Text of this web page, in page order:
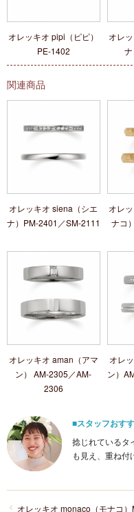
オレッキオ pipi（ピピ）
PE‐1402
オレ
関連商品
オレッキオ siena（シエ
ナ）PM‐2401／SM‐2111
オレ
ナコ
オレッキオ aman（アマ
ン） AM‐2305／AM‐
2306
オレ
ン）
■スタッフおす
捻じれているタ
も見え、重ね付
オレッキオ monaco（モナコ）MM‐2015／MM-